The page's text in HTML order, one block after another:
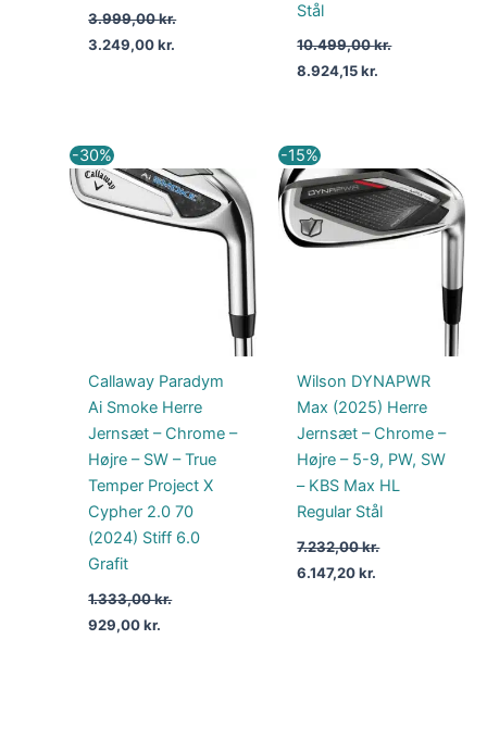
3.999,00kr.
3.249,00kr.
Stål
10.499,00kr.
8.924,15kr.
-30%
Callaway Paradym
Ai Smoke Herre
Jernsæt – Chrome –
Højre – SW – True
Temper Project X
Cypher 2.0 70
(2024) Stiff 6.0
Grafit
1.333,00kr.
Den
oprindelige
pris
var:
1.333,00 kr..
929,00kr.
aktuelle
pris
er:
929,00 kr..
-15%
Wilson DYNAPWR
Max (2025) Herre
Jernsæt – Chrome –
Højre – 5-9, PW, SW
– KBS Max HL
Regular Stål
7.232,00kr.
Den
oprindelige
pris
var:
7.232,00 kr..
6.147,20kr.
aktuelle
pris
er:
6.147,20 kr..